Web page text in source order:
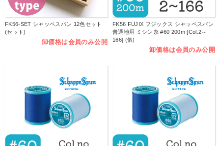
FK56-SET シャッペスパン 12色セット
(セット)
卸価格は会員のみ公開
FK56 FUJIX フジックス シャッペスパン
普通地用 ミシン糸 #60 200m [Col.2～
166] (個)
卸価格は会員のみ公開